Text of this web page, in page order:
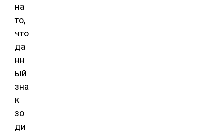
на
то,
что
да
нн
ый
зна
к
зо
ди